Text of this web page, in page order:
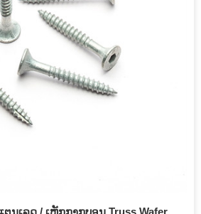
ຕນເລດ / ເຫຼັກກາກບອນ Truss Wafer